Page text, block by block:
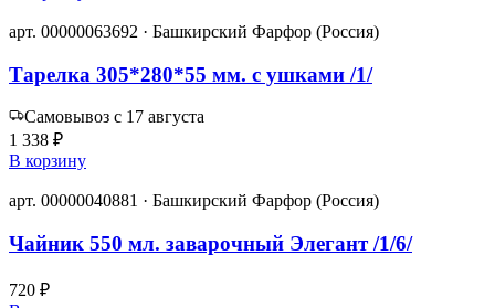
арт. 00000063692 · Башкирский Фарфор (Россия)
Тарелка 305*280*55 мм. с ушками /1/
Самовывоз с 17 августа
1 338 ₽
В корзину
арт. 00000040881 · Башкирский Фарфор (Россия)
Чайник 550 мл. заварочный Элегант /1/6/
720 ₽